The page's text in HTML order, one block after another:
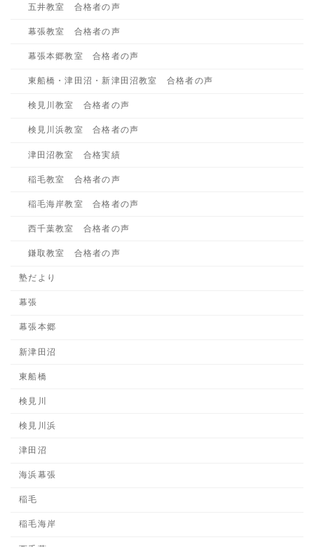
五井教室 合格者の声
幕張教室 合格者の声
幕張本郷教室 合格者の声
東船橋・津田沼・新津田沼教室 合格者の声
検見川教室 合格者の声
検見川浜教室 合格者の声
津田沼教室 合格実績
稲毛教室 合格者の声
稲毛海岸教室 合格者の声
西千葉教室 合格者の声
鎌取教室 合格者の声
塾だより
幕張
幕張本郷
新津田沼
東船橋
検見川
検見川浜
津田沼
海浜幕張
稲毛
稲毛海岸